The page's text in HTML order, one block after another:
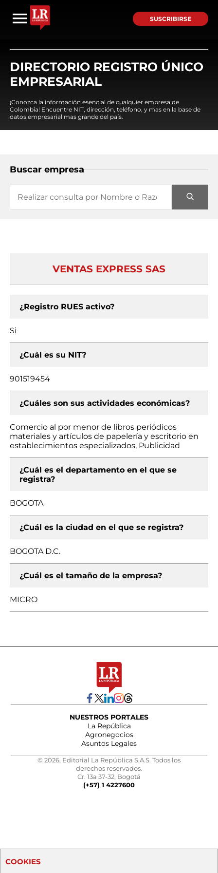
SUSCRIBIRSE
DIRECTORIO REGISTRO ÚNICO
EMPRESARIAL
¡Conozca la información esencial de cualquier empresa de
Colombia! Encuentre NIT, dirección, teléfono, y mas en la base de
datos empresarial mas grande del país.
Buscar empresa
VENTAS EXPRESS SAS
¿Registro RUES activo?
Si
¿Cuál es su NIT?
901519454
¿Cuáles son sus actividades económicas?
Comercio al por menor de libros periódicos
materiales y artículos de papelería y escritorio en
establecimientos especializados, Publicidad
¿Cuál es el departamento en el que se
registra?
BOGOTA
¿Cuál es la ciudad en el que se registra?
BOGOTA D.C.
¿Cuál es el tamaño de la empresa?
MICRO
NUESTROS PORTALES
La República
Agronegocios
Asuntos Legales
© 2026, Editorial La República S.A.S. Todos los
derechos reservados.
Cr. 13a 37-32, Bogotá
(+57) 1 4227600
COOKIES